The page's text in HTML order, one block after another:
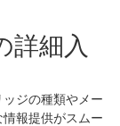
詳細入
ジの種類やメー
報提供がスムー